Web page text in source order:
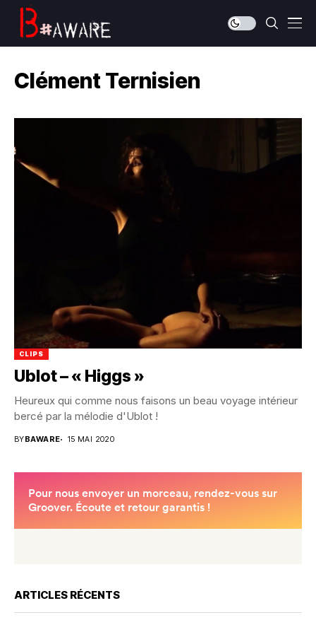
Clément Ternisien
CLIPS
Ublot – « Higgs »
Heureux qui comme nous faisons un beau voyage intérieur
bercé par la mélodie d'Ublot !
BYBAWARE 15 MAI 2020
ARTICLES RÉCENTS